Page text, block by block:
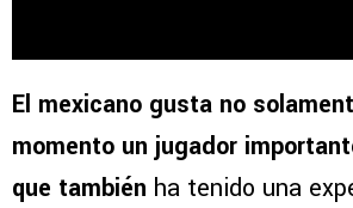
El mexicano gusta no
momento un jugador
que también ha tenido una